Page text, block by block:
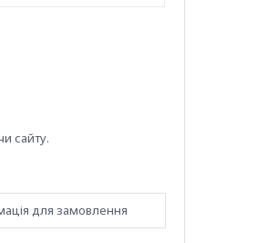
сайту.
для замовлення